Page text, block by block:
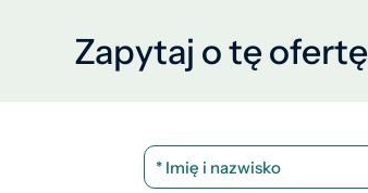
Zapytaj o tę ofertę